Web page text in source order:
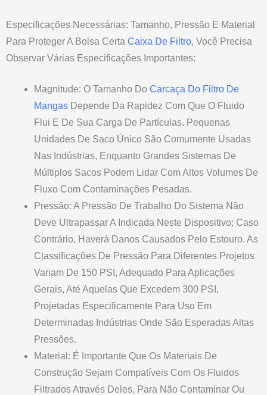
Especificações Necessárias: Tamanho, Pressão E Material
Para Proteger A Bolsa Certa Caixa De Filtro, Você Precisa
Observar Várias Especificações Importantes:
Magnitude: O Tamanho Do Carcaça Do Filtro De
MangasDepende Da Rapidez Com Que O Fluido
Flui E De Sua Carga De Partículas. Pequenas
Unidades De Saco Único São Comumente Usadas
Nas Indústrias, Enquanto Grandes Sistemas De
Múltiplos Sacos Podem Lidar Com Altos Volumes De
Fluxo Com Contaminações Pesadas.
Pressão: A Pressão De Trabalho Do Sistema Não
Deve Ultrapassar A Indicada Neste Dispositivo; Caso
Contrário, Haverá Danos Causados Pelo Estouro. As
Classificações De Pressão Para Diferentes Projetos
Variam De 150 PSI, Adequado Para Aplicações
Gerais, Até Aquelas Que Excedem 300 PSI,
Projetadas Especificamente Para Uso Em
Determinadas Indústrias Onde São Esperadas Altas
Pressões.
Material: É Importante Que Os Materiais De
Construção Sejam Compatíveis Com Os Fluidos
Filtrados Através Deles, Para Não Contaminar Ou